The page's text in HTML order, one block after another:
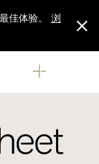
浏
佳体验。
浏